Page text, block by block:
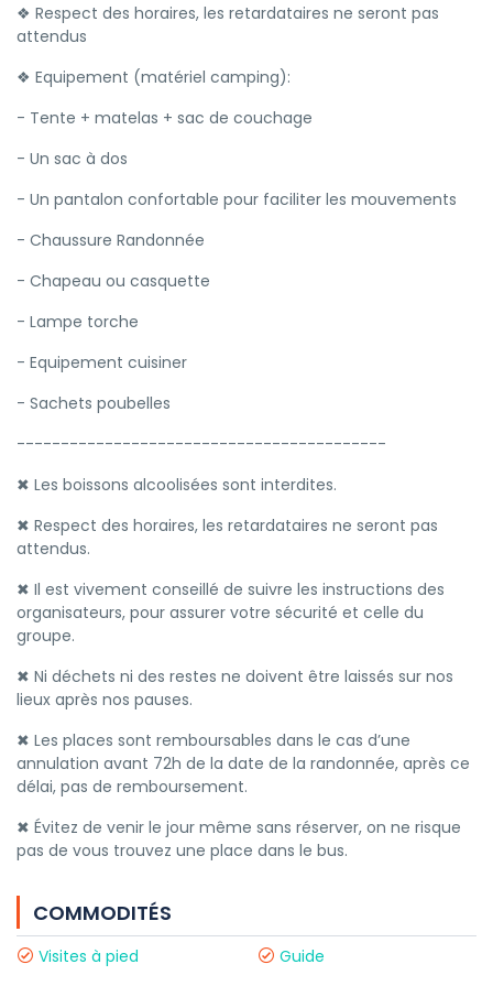
❖ Respect des horaires, les retardataires ne seront pas
attendus
❖ Equipement (matériel camping):
- Tente + matelas + sac de couchage
- Un sac à dos
- Un pantalon confortable pour faciliter les mouvements
- Chaussure Randonnée
- Chapeau ou casquette
- Lampe torche
- Equipement cuisiner
- Sachets poubelles
------------------------------------------
✖ Les boissons alcoolisées sont interdites.
✖ Respect des horaires, les retardataires ne seront pas
attendus.
✖ Il est vivement conseillé de suivre les instructions des
organisateurs, pour assurer votre sécurité et celle du
groupe.
✖ Ni déchets ni des restes ne doivent être laissés sur nos
lieux après nos pauses.
✖ Les places sont remboursables dans le cas d’une
annulation avant 72h de la date de la randonnée, après ce
délai, pas de remboursement.
✖ Évitez de venir le jour même sans réserver, on ne risque
pas de vous trouvez une place dans le bus.
COMMODITÉS
Visites à pied Guide